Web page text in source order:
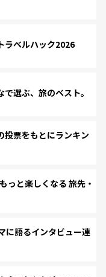
ベルハック2026
選ぶ、旅のベスト。
票をもとにランキン
と楽しくなる 旅先・
に語るインタビュー連